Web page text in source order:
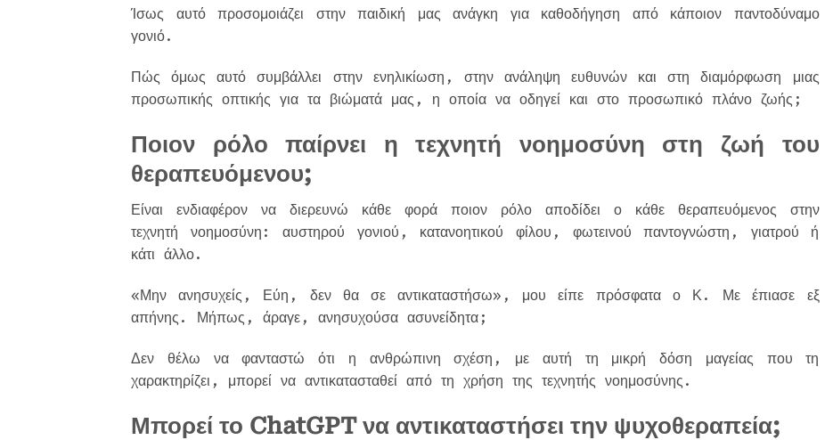
Ίσως αυτό προσομοιάζει στην παιδική μας ανάγκη για καθοδήγηση από κάποιον παντοδύναμο
γονιό.
Πώς όμως αυτό συμβάλλει στην ενηλικίωση, στην ανάληψη ευθυνών και στη διαμόρφωση μιας
προσωπικής οπτικής για τα βιώματά μας, η οποία να οδηγεί και στο προσωπικό πλάνο ζωής;
Ποιον ρόλο παίρνει η τεχνητή νοημοσύνη στη ζωή του
θεραπευόμενου;
Είναι ενδιαφέρον να διερευνώ κάθε φορά ποιον ρόλο αποδίδει ο κάθε θεραπευόμενος στην
τεχνητή νοημοσύνη: αυστηρού γονιού, κατανοητικού φίλου, φωτεινού παντογνώστη, γιατρού ή
κάτι άλλο.
«Μην ανησυχείς, Εύη, δεν θα σε αντικαταστήσω», μου είπε πρόσφατα ο Κ. Με έπιασε εξ
απήνης. Μήπως, άραγε, ανησυχούσα ασυνείδητα;
Δεν θέλω να φανταστώ ότι η ανθρώπινη σχέση, με αυτή τη μικρή δόση μαγείας που τη
χαρακτηρίζει, μπορεί να αντικατασταθεί από τη χρήση της τεχνητής νοημοσύνης.
Μπορεί το ChatGPT να αντικαταστήσει την ψυχοθεραπεία;